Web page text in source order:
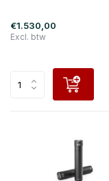
€1.530,00
Excl. btw